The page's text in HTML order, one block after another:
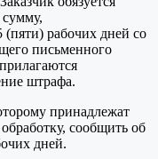
рабочих дней со
письменного
штрафа.
принадлежат
сообщить об
дней.